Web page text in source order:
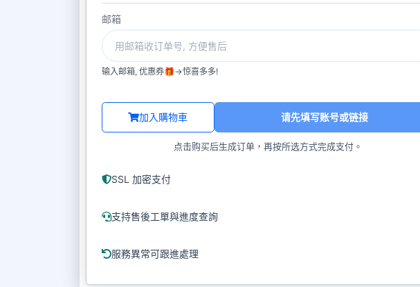
邮箱
输入邮箱, 优惠券🎁->惊喜多多!
加入購物車 请先填写账号或链接
点击购买后生成订单，再按所选方式完成支付。
SSL 加密支付
支持售後工單與進度查詢
服務異常可跟進處理